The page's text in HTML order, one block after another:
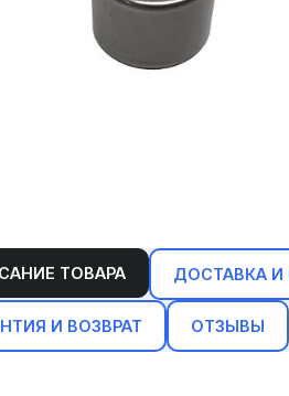
ТОВАРА ДОСТАВКА И
И ВОЗВРАТ ОТЗЫВЫ